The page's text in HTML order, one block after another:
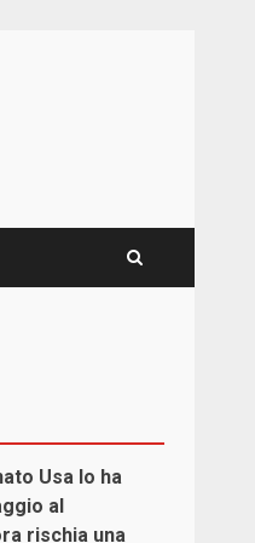
Usa lo ha
al
rischia una